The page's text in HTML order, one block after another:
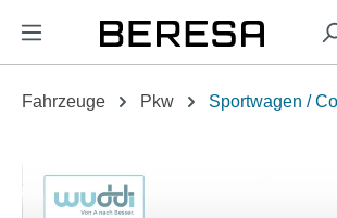
springen
Fahrzeuge Pkw Sportwagen /
Bildergalerie überspringen